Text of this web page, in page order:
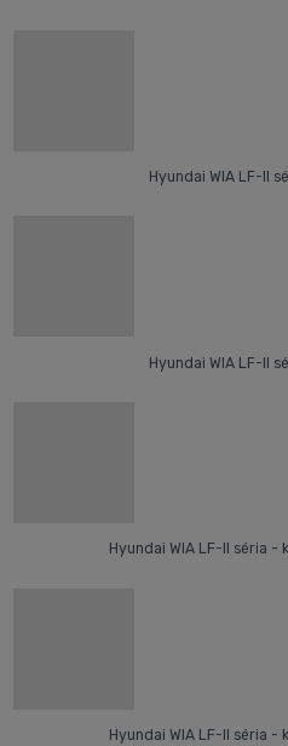
Hyundai WIA LF-II
Hyundai WIA LF-II
Hyundai WIA LF-II séria
Hyundai WIA LF-II séria